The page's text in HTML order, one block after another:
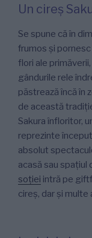
Un cireș
Se spune că în
frumos și
flori ale
gândurile rele
păstrează încă în
de această
Sakura înfloritor,
reprezinte
absolut
acasă sau spațiul
soției intră pe
cireș, dar și